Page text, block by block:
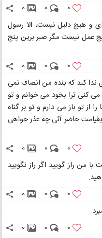
0
0
0
و هیچ دلیل نیست، الا رسول
عمل نیست مگر صبر برین پنج
0
0
0
ندا کند که بنده من انصاف نمی
کنی ترا بخود می خوانم و تو
از تو باز می دارم و تو بر گناه
حاضر آئی چه عذر خواهی
0
0
0
من راز گویید اگر راز نگویید
0
0
0
0
0
0